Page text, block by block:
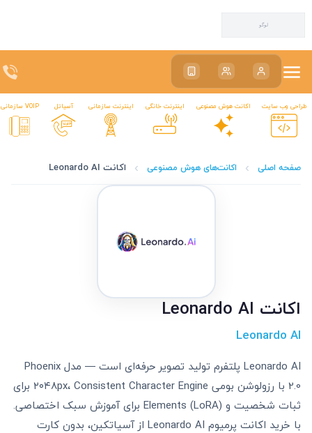
آسیاتکین | اینترنت ADSL، VDSL، LTE و VoIP تبریز
طراحی وب سایت اکانت هوش مصنوعی اینترنت خانگی اینترنت سازمانی آسیاتل VOIP سازمانی
صفحه اصلی اکانت‌های هوش مصنوعی اکانت Leonardo AI
اکانت Leonardo AI
Leonardo AI
Leonardo AI پلتفرم تولید تصویر حرفه‌ای است — مدل Phoenix
2.0 با رزولوشن بومی ۲۰۴۸px، Consistent Character Engine برای
ثبات شخصیت و Elements (LoRA) برای آموزش سبک اختصاصی.
با خرید اکانت پرمیوم Leonardo AI از آسیاتکین، بدون کارت